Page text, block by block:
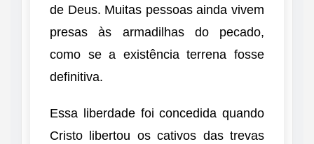
de Deus. Muitas pessoas ainda vivem
presas às armadilhas do pecado,
como se a existência terrena fosse
definitiva.
Essa liberdade foi concedida quando
Cristo libertou os cativos das trevas